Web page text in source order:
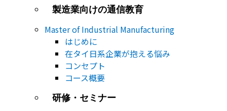
製造業向けの通信教育
Master of Industrial Manufacturing
はじめに
在タイ日系企業が抱える悩み
コンセプト
コース概要
研修・セミナー